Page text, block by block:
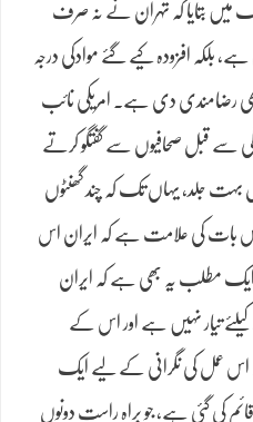
میں بتایا کہ تہران نے نہ صرف
ہے، بلکہ افزودہ کیے گئے موادکی درجہ
بھی رضامندی دی ہے۔ امریکی نائب
سے قبل صحافیوں سے گفتگو کرتے
بہت جلد، یہاں تک کہ چند گھنٹوں
اس بات کی علامت ہے کہ ایران اس
ایک مطلب یہ بھی ہے کہ ایران
کیلئے تیار نہیں ہے اور اس کے
اس عمل کی نگرانی کے لیے ایک
قائم کی گئی ہے، جو براہ راست دونوں